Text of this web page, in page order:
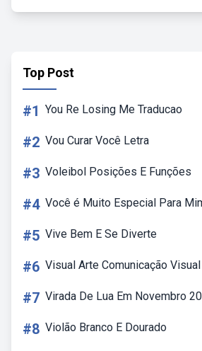
Top Post
#1 You Re Losing Me Traducao
#2 Vou Curar Você Letra
#3 Voleibol Posições E Funções
#4 Você é Muito Especial Para
#5 Vive Bem E Se Diverte
#6 Visual Arte Comunicação Visual
#7 Virada De Lua Em Novembro
#8 Violão Branco E Dourado